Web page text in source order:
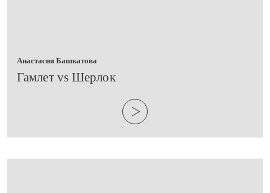
Анастасия Башкатова
​Гамлет vs Шерлок